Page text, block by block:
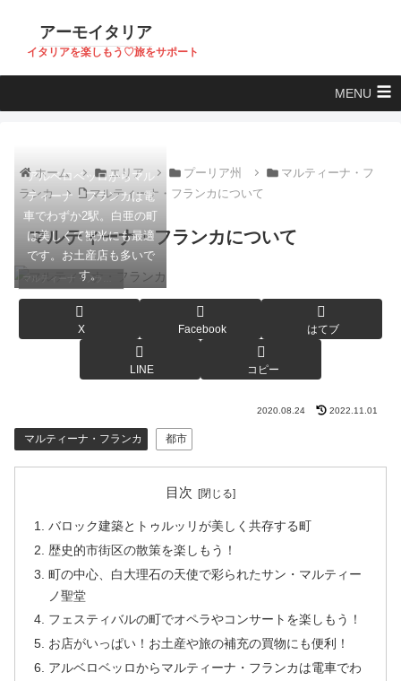
アーモイタリア
イタリアを楽しもう♡旅をサポート
MENU
ホーム エリア プーリア州
マルティーナ・フ
ランカ
マルティーナ・フランカについて
マルティーナ・フランカについて
アルベロベッロからマル
ティーナ・フランカは電
車でわずか2駅。白亜の町
は美しくて観光にも最適
です。お土産店も多いで
す。
X Facebook はてブ
LINE コピー
2020.08.24 2022.11.01
マルティーナ・フランカ 都市
目次
バロック建築とトゥルッリが美しく共存する町
歴史的市街区の散策を楽しもう！
町の中心、白大理石の天使で彩られたサン・マルティー
ノ聖堂
フェスティバルの町でオペラやコンサートを楽しもう！
お店がいっぱい！お土産や旅の補充の買物にも便利！
アルベロベッロからマルティーナ・フランカは電車でわ